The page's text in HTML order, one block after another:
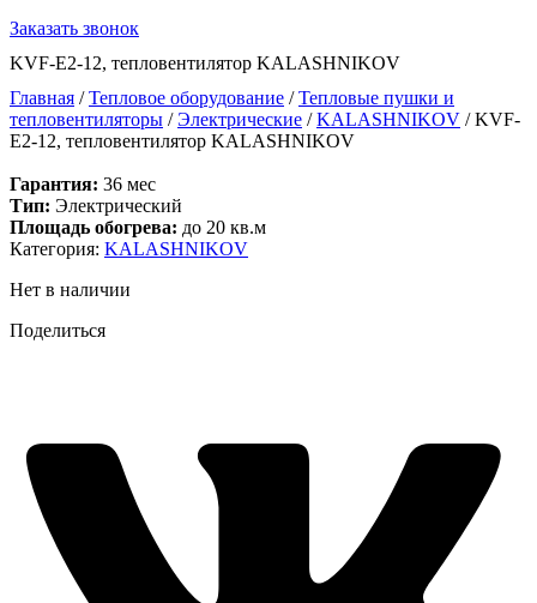
Заказать звонок
KVF-E2-12, тепловентилятор KALASHNIKOV
Главная /Тепловое оборудование /Тепловые пушки и
тепловентиляторы /Электрические /KALASHNIKOV / KVF-
E2-12, тепловентилятор KALASHNIKOV
Гарантия: 36 мес
Тип: Электрический
Площадь обогрева: до 20 кв.м
Категория: KALASHNIKOV
Нет в наличии
Поделиться